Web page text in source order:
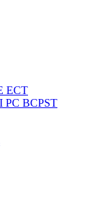
ECT
PC BCPST